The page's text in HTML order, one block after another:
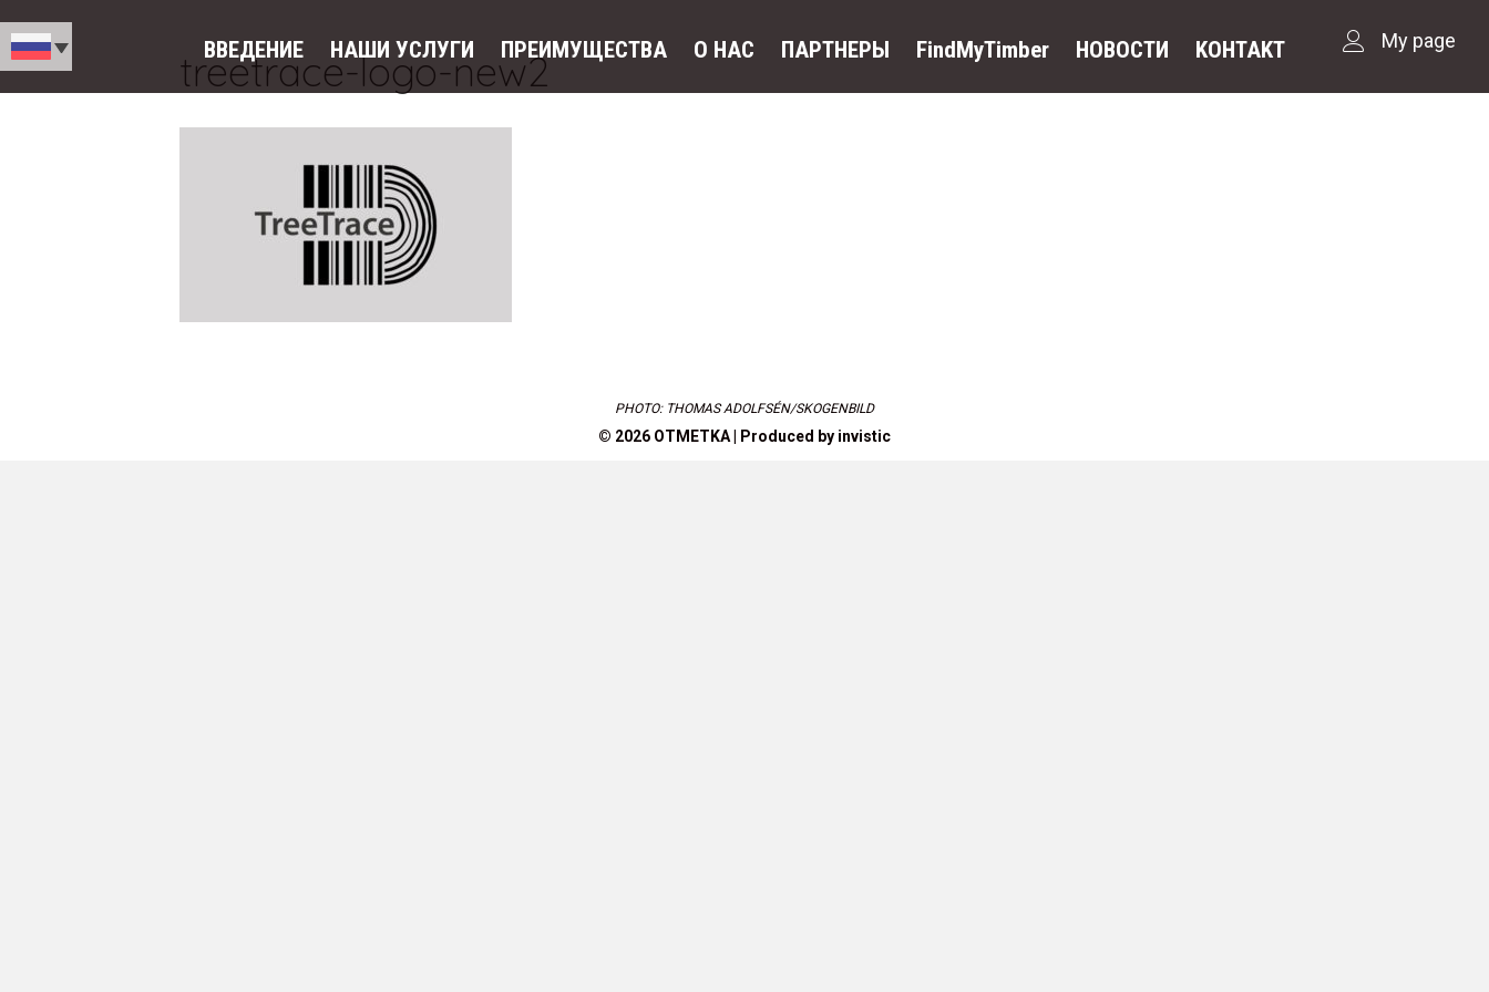
ВВЕДЕНИЕ НАШИ УСЛУГИ ПРЕИМУЩЕСТВА O HAC ПАРТНЕРЫ FindMyTimber НОВОСТИ KOHTAKT My page
treetrace-logo-new2
PHOTO: THOMAS ADOLFSÉN/SKOGENBILD
© 2026 OTMETKA | Produced by invistic